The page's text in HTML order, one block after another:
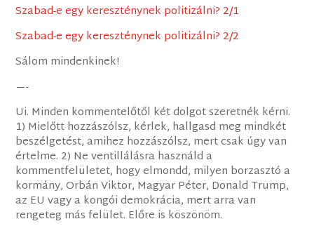
Szabad-e egy kereszténynek politizálni? 2/1
Szabad-e egy kereszténynek politizálni? 2/2
Sálom mindenkinek!
—-
Ui. Minden kommentelőtől két dolgot szeretnék kérni.
1) Mielőtt hozzászólsz, kérlek, hallgasd meg mindkét
beszélgetést, amihez hozzászólsz, mert csak úgy van
értelme. 2) Ne ventillálásra használd a
kommentfelületet, hogy elmondd, milyen borzasztó a
kormány, Orbán Viktor, Magyar Péter, Donald Trump,
az EU vagy a kongói demokrácia, mert arra van
rengeteg más felület. Előre is köszönöm.